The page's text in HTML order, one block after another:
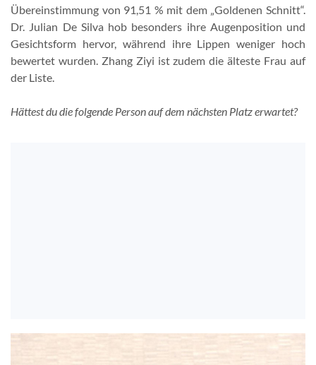
Übereinstimmung von 91,51 % mit dem „Goldenen Schnitt“.
Dr. Julian De Silva hob besonders ihre Augenposition und
Gesichtsform hervor, während ihre Lippen weniger hoch
bewertet wurden. Zhang Ziyi ist zudem die älteste Frau auf
der Liste.
Hättest du die folgende Person auf dem nächsten Platz erwartet?